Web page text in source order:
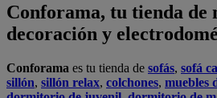
Conforama, tu tienda de
decoración y
Conforama es tu tienda de sofás, sofá
sillón, sillón relax, colchones, muebles